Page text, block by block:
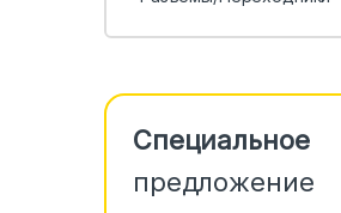
Специальное
предложение